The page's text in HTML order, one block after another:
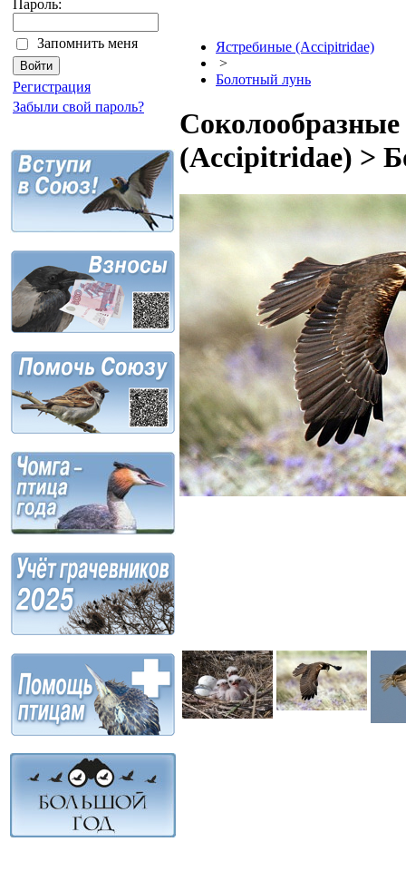
Пароль:
Запомнить меня
Регистрация
Забыли свой пароль?
Ястребиные (Accipitridae)
>
Болотный лунь
(Accipitridae) >